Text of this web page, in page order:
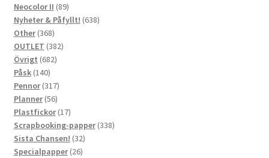
produkter
Neocolor II 8989
produkter
Nyheter & Påfyllt! 638638
Other 368368
produkter
OUTLET 382382
Övrigt 682682
Påsk 140140
produkter
Pennor 317317
produkter
Planner 5656
produkter
Plastfickor 1717
produkter
Scrapbooking-papper 338338
Sista Chansen! 3232
produkter
Specialpapper 2626